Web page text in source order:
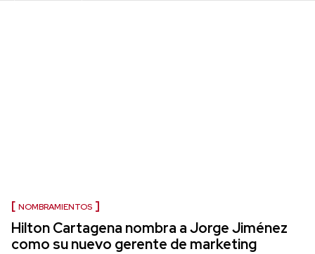
NOMBRAMIENTOS
Hilton Cartagena nombra a Jorge Jiménez
como su nuevo gerente de marketing